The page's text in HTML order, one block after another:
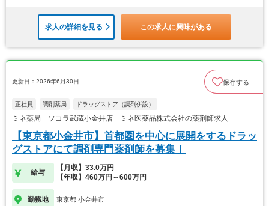
求人の詳細を見る この求人に興味がある
更新日：2026年6月30日 保存する
正社員 調剤薬局 ドラッグストア（調剤併設）
ミネ薬局 ソコラ武蔵小金井店 ミネ医薬品株式会社の薬剤師求人
【東京都小金井市】首都圏を中心に展開をするドラッ
グストアにて調剤専門薬剤師を募集！
給与
【月収】33.0万円
【年収】460万円～600万円
勤務地 東京都 小金井市